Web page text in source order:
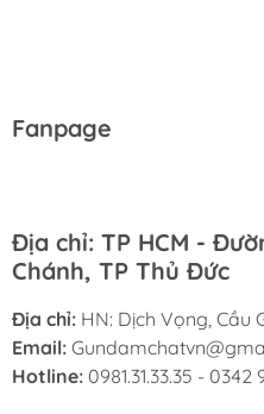
Fanpage
Địa chỉ: TP HCM -
Chánh, TP Thủ Đức
Địa chỉ: HN: Dịch Vọng, Cầu
Email:
Hotline: 0981.31.33.35 - 0342